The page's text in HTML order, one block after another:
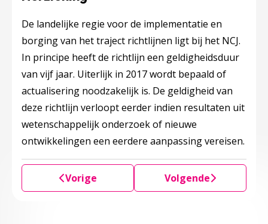
De landelijke regie voor de implementatie en
borging van het traject richtlijnen ligt bij het NCJ.
In principe heeft de richtlijn een geldigheidsduur
van vijf jaar. Uiterlijk in 2017 wordt bepaald of
actualisering noodzakelijk is. De geldigheid van
deze richtlijn verloopt eerder indien resultaten uit
wetenschappelijk onderzoek of nieuwe
ontwikkelingen een eerdere aanpassing vereisen.
Vorige Volgende